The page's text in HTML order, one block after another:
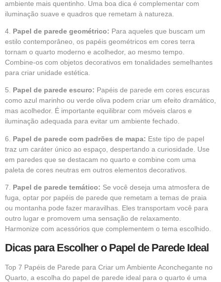
ambiente mais quentinho. Uma boa dica é complementar com
iluminação suave e quadros que remetam à natureza.
4. Papel de parede geométrico: Para aqueles que buscam um
estilo contemporâneo, os papéis geométricos em cores terra
tornam o quarto moderno e acolhedor, ao mesmo tempo.
Combine-os com objetos decorativos em tonalidades semelhantes
para criar unidade estética.
5. Papel de parede escuro: Papéis de parede em cores escuras
como azul marinho ou verde oliva podem criar um efeito dramático,
mas acolhedor. É importante equilibrar com móveis claros e
iluminação adequada para evitar um ambiente fechado.
6. Papel de parede com padrões de mapa: Este tipo de papel
traz um caráter único ao espaço, despertando a curiosidade. Use
em paredes que se destacam no quarto e combine com uma
paleta de cores neutras em outros elementos decorativos.
7. Papel de parede temático: Se você deseja uma atmosfera de
fuga, optar por papéis de parede que remetam a temas de praia
ou montanha pode fazer maravilhas. Eles transportam você para
outro lugar e promovem uma sensação de relaxamento.
Harmonize com acessórios que complementem o tema escolhido.
Dicas para Escolher o Papel de Parede Ideal
Top 7 Papéis de Parede para Criar um Ambiente Aconchegante no
Quarto, a escolha do papel de parede ideal para o quarto é uma